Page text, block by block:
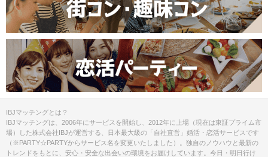
IBJマッチングとは？
IBJマッチングは、2006年にサービスを開始し、2012年に上場（現在は東証プライム市
場）した株式会社IBJが運営する、日本最大級の「自社直営」婚活・恋活サービスです
（※PARTY☆PARTYからサービス名を変更いたしました）。独自のノウハウと最新の
トレンドをもとに、安心・安全な出会いの環境をお届けしています。今日・明日行け